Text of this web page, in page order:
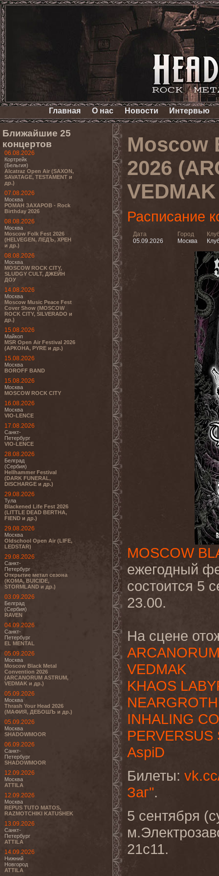
Главная О нас Новости Интервью
Ближайшие 25
концертов
06.08.2026
Кортрейк
(Бельгия)
Alcatraz Open Air (SAXON,
SAVATAGE, TESTAMENT и
др.)
07.08.2026
Москва
РОМАН ЗАХАРОВ - Rock
Birthday 2026
08.08.2026
Москва
Moscow Folk Fest 2026
(HELVEGEN, ЛЕДЪ, ХРЕН
и др.)
08.08.2026
Москва
MOSCOW ROCK CITY,
SLUDGY CULT, ДЖЕЙН
ДОУ
14.08.2026
Москва
Moscow Music Peace Fest
Cover Show (MOSCOW
ROCK CITY, SILVERADO и
др.)
15.08.2026
Майкоп
MSR Open Air Festival 2026
(АРКОНА, PYRE и др.)
15.08.2026
Москва
BOROFF BAND
15.08.2026
Москва
MOSCOW ROCK CITY
16.08.2026
Москва
VIO-LENCE
17.08.2026
Санкт-
Петербург
VIO-LENCE
28.08.2026
Белград
(Сербия)
Hellhammer Festival
(DARK FUNERAL,
DISCHARGE и др.)
29.08.2026
Тула
Blackened Life Fest 2026
(LITTLE DEAD BERTHA,
FIEND и др.)
29.08.2026
Москва
Oldschool Open Air (LIFE,
LEDSTAR)
29.08.2026
Санкт-
Петербург
Открытие метал сезона
(KOMA, BUICIDE,
STORMLAND и др.)
03.09.2026
Белград
(Сербия)
RAVEN
04.09.2026
Санкт-
Петербург
EL MENTAL
05.09.2026
Москва
Moscow Black Metal
Convention 2026
(ARCANORUM ASTRUM,
VEDMAK и др.)
05.09.2026
Москва
Thrash Your Head 2026
(МАФИЯ, ДЕБОШЪ и др.)
05.09.2026
Москва
SHADOWMOOR
06.09.2026
Санкт-
Петербург
SHADOWMOOR
12.09.2026
Москва
ATTILA
12.09.2026
Москва
REPUS TUTO MATOS,
RAZMOTCHIKI KATUSHEK
13.09.2026
Санкт-
Петербург
ATTILA
14.09.2026
Нижний
Новгород
ATTILA
Moscow
2026
Расписание
Дата
05.09.2026
Город
Москва
MOSCOW
ежегодный
состоится 5
23.00.
На сцене
VEDMAK
KHAOS
NEARGROTH
INHALING
PERVERSUS
AspiD
Билеты:
Заг".
5 сентября
21с11.